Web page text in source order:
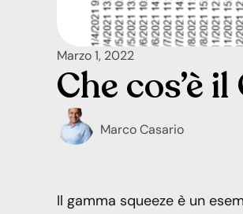
Marzo 1, 2022
Che cos’è
Marco Casario
Il gamma squeeze è un